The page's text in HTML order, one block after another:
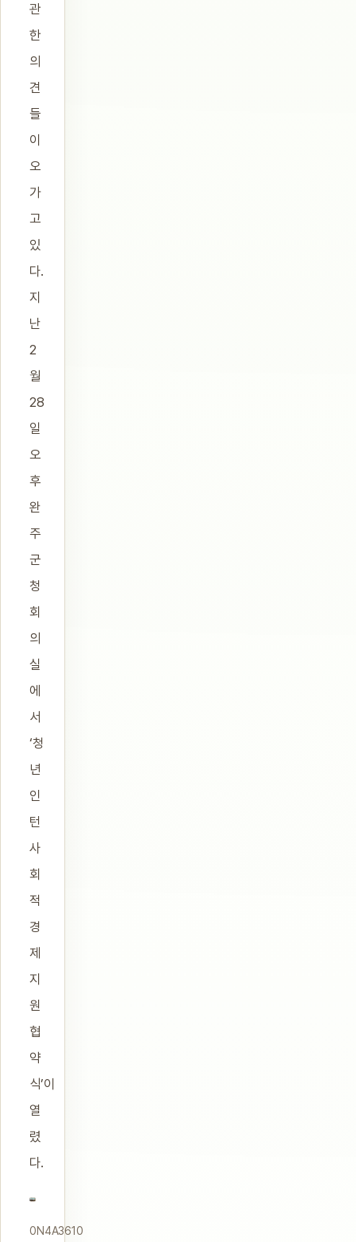
관
한
의
견
들
이
오
가
고
있
다.
지
난
2
월
28
일
오
후
완
주
군
청
회
의
실
에
서
‘청
년
인
턴
사
회
적
경
제
지
원
협
약
식’이
열
렸
다.
0N4A3610